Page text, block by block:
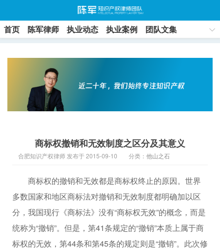
首页 陈军律师 执业动态 执业案例
团队文集
商标权撤销和无效制度之区分及其意义
合肥知识产权律师 发布于 2015-09-10 分类： 他山之石
商标权的撤销和无效都是商标权终止的原因。世界
多数国家和地区商标法对撤销和无效制度都明确加以区
分，我国现行《商标法》没有“商标权无效”的概念，而是
统称为“撤销”。但是，第41条规定的“撤销”本质上属于商
标权的无效，第44条和第45条的规定则是“撤销”。此次修